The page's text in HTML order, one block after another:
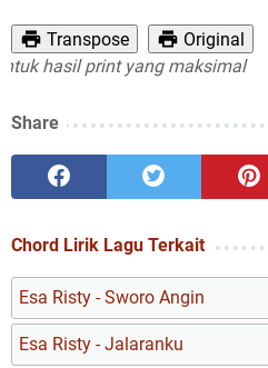
Transpose
Original
hasil print yang maksimal
Share
Chord Lirik Lagu Terkait
Esa Risty - Sworo Angin
Esa Risty - Jalaranku